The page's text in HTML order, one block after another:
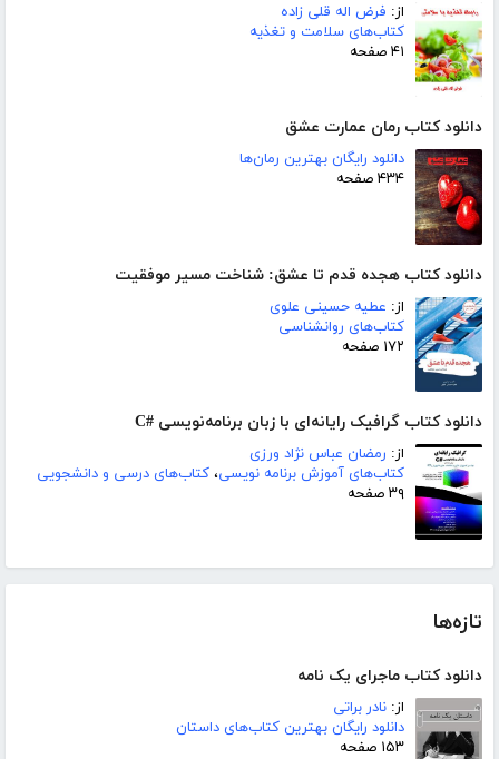
از: فرض اله قلی زاده
کتاب‌های سلامت و تغذیه
۴۱ صفحه
دانلود کتاب رمان عمارت عشق
دانلود رایگان بهترین رمان‌ها
۴۳۴ صفحه
دانلود کتاب هجده قدم تا عشق: شناخت مسیر موفقیت
از: عطیه حسینی علوی
کتاب‌های روانشناسی
۱۷۲ صفحه
دانلود کتاب گرافیک رایانه‌ای با زبان برنامه‌نویسی #C
از: رمضان عباس نژاد ورزی
کتاب‌های آموزش برنامه نویسی، کتاب‌های درسی و دانشجویی
۳۹ صفحه
تازه‌ها
دانلود کتاب ماجرای یک نامه
از: نادر براتی
دانلود رایگان بهترین کتاب‌های داستان
۱۵۳ صفحه